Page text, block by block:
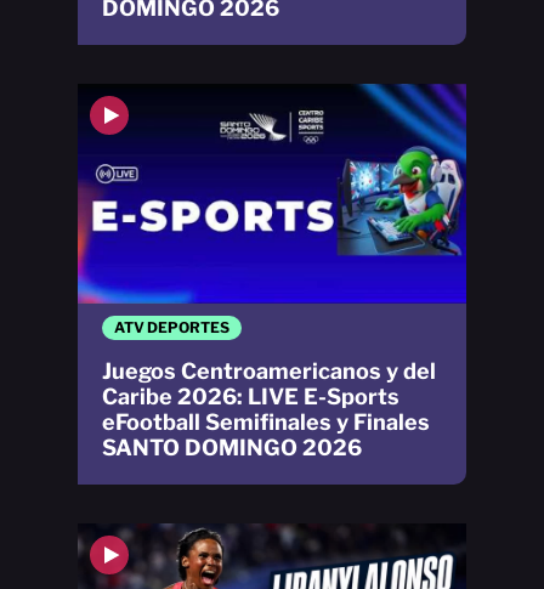
ATV DEPORTES
Juegos Centroamericanos y del
Caribe 2026: LIVE E-Sports
eFootball Semifinales y Finales
SANTO DOMINGO 2026
DOMINGO 2026